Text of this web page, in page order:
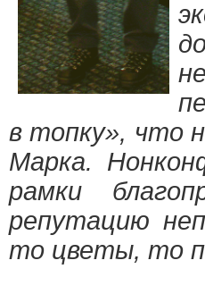
в топку», что
Марка.
рамки
репутацию
то цветы, то